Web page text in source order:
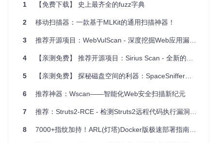
间。
求。
安装
requests模块，然后按照提供的命令行选项进行操作。
吧！
无论你是Web开发者、安全研究人员还是IT管理员，webdirs
1 【免费下载】 史上最齐全的fuzz字典
2 移动扫描器：一款基于MLKit的通用扫描神器！
3 推荐开源项目：WebVulScan - 深度挖掘Web应用漏洞的神器
4 【亲测免费】 推荐开源项目：Sirius Scan - 全新的通用漏洞扫描器
5 【亲测免费】 探秘磁盘空间的利器：SpaceSniffer全面解析与推荐
6 推荐神器：Wscan——智能化Web安全扫描新纪元
7 推荐：Struts2-RCE - 检测Struts2远程代码执行漏洞的利器！
8 7000+指纹加持！ARL(灯塔)Docker版极速部署指南：从0到1掌握资产侦察神器